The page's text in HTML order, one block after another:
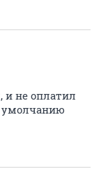
и не оплатил
умолчанию